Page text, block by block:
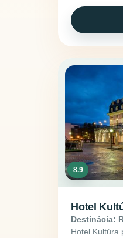
8.9
Hotel
Destinácia:
Hotel Kultúra